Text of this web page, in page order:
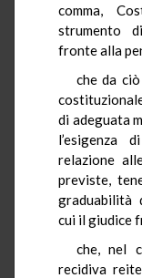
comma,
strumento
fronte alla
che da
di adeguata
l’esigenza
relazione
previste,
graduabilità
cui il giudice
che, nel
recidiva